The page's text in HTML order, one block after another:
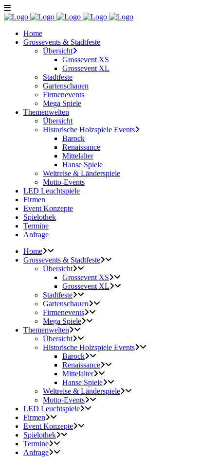
Home
Grossevents & Stadtfeste
Übersicht
Grossevent XS
Grossevent XL
Stadtfeste
Gartenschauen
Firmenevents
Mega Spiele
Themenwelten
Übersicht
Historische Holzspiele Events
Barock
Renaissance
Mittelalter
Hanse Spiele
Weltreise & Länderspiele
Motto-Events
LED Leuchtspiele
Firmen
Event Konzepte
Spielothek
Termine
Anfrage
Home
Grossevents & Stadtfeste
Übersicht
Grossevent XS
Grossevent XL
Stadtfeste
Gartenschauen
Firmenevents
Mega Spiele
Themenwelten
Übersicht
Historische Holzspiele Events
Barock
Renaissance
Mittelalter
Hanse Spiele
Weltreise & Länderspiele
Motto-Events
LED Leuchtspiele
Firmen
Event Konzepte
Spielothek
Termine
Anfrage